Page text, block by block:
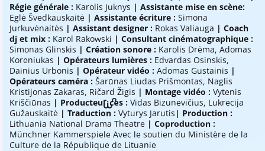
Régie générale : Karolis Juknys | Assistante mise en scène:
Eglė Švedkauskaitė | Assistante écriture : Simona
Jurkuvėnaitės | Assistant designer : Rokas Valiauga | Coach
dj et mix : Karol Rakowski | Consultant cinématographique :
Simonas Glinskis | Création sonore : Karolis Drėma, Adomas
Koreniukas | Opérateurs lumières : Edvardas Osinskis,
Dainius Urbonis | Opérateur vidéo : Adomas Gustainis |
Opérateurs caméra : Šarūnas Liudas Prišmontas, Naglis
Kristijonas Zakaras, Ričard Žigis | Montage vidéo : Vytenis
Kriščiūnas | Producteur·ices : Vidas Bizunevičius, Lukrecija
Gužauskaitė | Traduction : Vyturys Jarutis | Production :
Lithuania National Drama Theatre | Coproduction :
Münchner Kammerspiele Avec le soutien du Ministère de la
Culture de la République de Lituanie